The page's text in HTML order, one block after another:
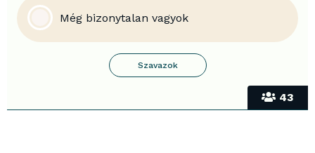
43
Még bizonytalan vagyok